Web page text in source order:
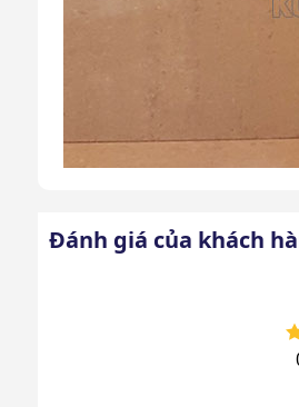
Cấu tạo chi tiết
Đánh giá của khách